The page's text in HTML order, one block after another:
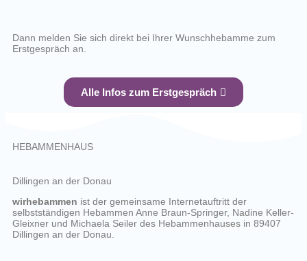
Dann melden Sie sich direkt bei Ihrer Wunschhebamme zum
Erstgespräch an.
Alle Infos zum Erstgespräch
HEBAMMENHAUS
Dillingen an der Donau
wirhebammen ist der gemeinsame Internetauftritt der
selbstständigen Hebammen Anne Braun-Springer, Nadine Keller-
Gleixner und Michaela Seiler des Hebammenhauses in 89407
Dillingen an der Donau.